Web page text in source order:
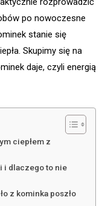
po nowoczesne
stanie się
Skupimy się na
daje, czyli energią
ciepłem z
i dlaczego to nie
z kominka poszło